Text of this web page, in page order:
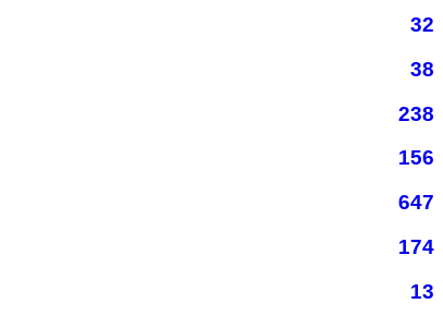
32
38
238
156
647
174
13